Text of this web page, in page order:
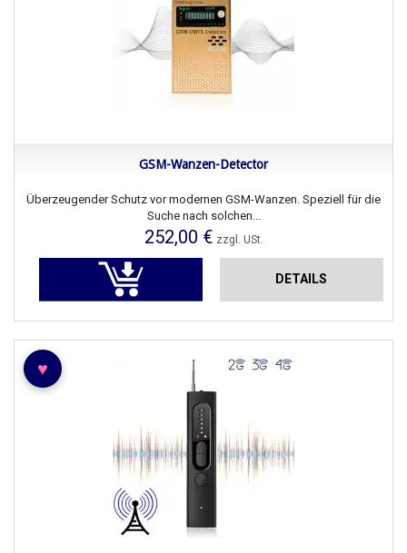
GSM-Wanzen-Detector
Überzeugender Schutz vor modernen GSM-Wanzen. Speziell für die
Suche nach solchen...
252,00 € zzgl. USt.
DETAILS
♥